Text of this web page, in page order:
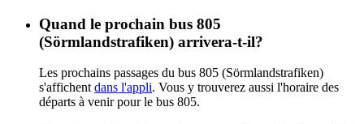
Quand le prochain bus 805
(Sörmlandstrafiken) arrivera-t-il?
Les prochains passages du bus 805 (Sörmlandstrafiken)
s'affichent dans l'appli. Vous y trouverez aussi l'horaire des
départs à venir pour le bus 805.